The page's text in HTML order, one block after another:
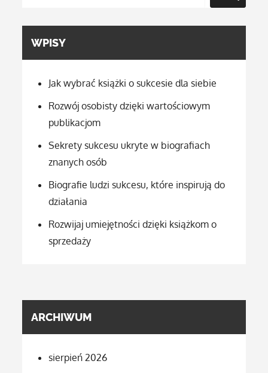
WPISY
Jak wybrać książki o sukcesie dla siebie
Rozwój osobisty dzięki wartościowym
publikacjom
Sekrety sukcesu ukryte w biografiach
znanych osób
Biografie ludzi sukcesu, które inspirują do
działania
Rozwijaj umiejętności dzięki książkom o
sprzedaży
ARCHIWUM
sierpień 2026